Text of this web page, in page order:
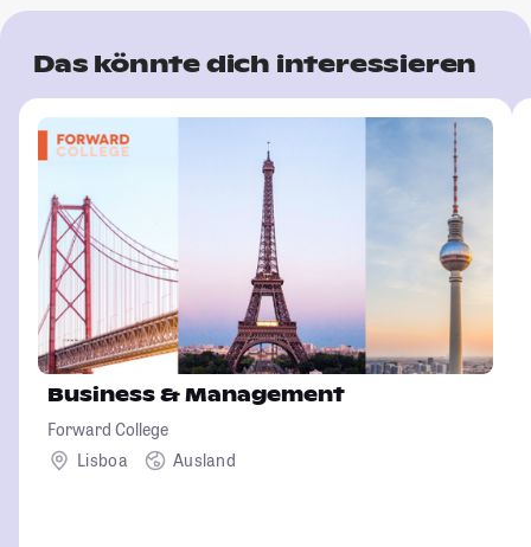
Das könnte dich interessieren
Business & Management
Forward College
Lisboa
Ausland